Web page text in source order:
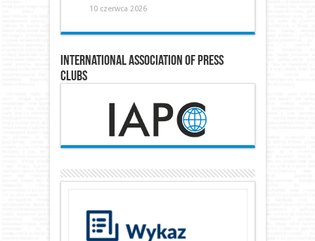
10 czerwca 2026
International Association of Press
Clubs